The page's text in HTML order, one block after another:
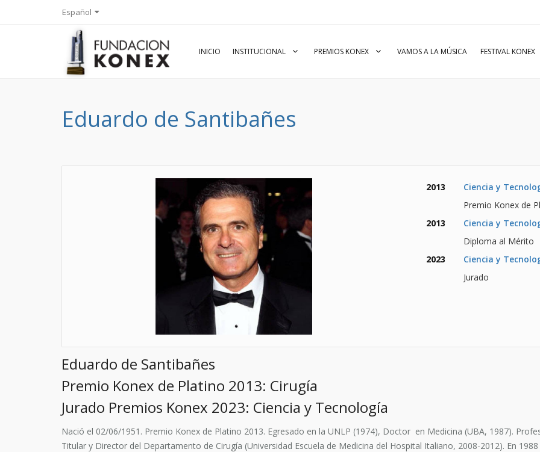
Español
INICIO INSTITUCIONAL PREMIOS KONEX VAMOS A LA MÚSICA FESTIVAL KONEX
Eduardo de Santibañes
2013
Ciencia y
Premio Konex de
2013
Ciencia y
Diploma al Mérito
2023
Ciencia y
Jurado
Eduardo de Santibañes
Premio Konex de Platino 2013: Cirugía
Jurado Premios Konex 2023: Ciencia y Tecnología
Nació el 02/06/1951. Premio Konex de Platino 2013. Egresado en la UNLP (1974), Doctor en Medicina (UBA, 1987).
Titular y Director del Departamento de Cirugía (Universidad Escuela de Medicina del Hospital Italiano, 2008-2012). En